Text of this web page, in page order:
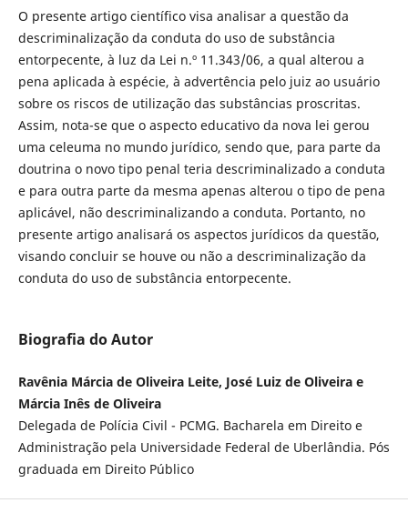
O presente artigo científico visa analisar a questão da
descriminalização da conduta do uso de substância
entorpecente, à luz da Lei n.º 11.343/06, a qual alterou a
pena aplicada à espécie, à advertência pelo juiz ao usuário
sobre os riscos de utilização das substâncias proscritas.
Assim, nota-se que o aspecto educativo da nova lei gerou
uma celeuma no mundo jurídico, sendo que, para parte da
doutrina o novo tipo penal teria descriminalizado a conduta
e para outra parte da mesma apenas alterou o tipo de pena
aplicável, não descriminalizando a conduta. Portanto, no
presente artigo analisará os aspectos jurídicos da questão,
visando concluir se houve ou não a descriminalização da
conduta do uso de substância entorpecente.
Biografia do Autor
Ravênia Márcia de Oliveira Leite, José Luiz de Oliveira e
Márcia Inês de Oliveira
Delegada de Polícia Civil - PCMG. Bacharela em Direito e
Administração pela Universidade Federal de Uberlândia. Pós
graduada em Direito Público